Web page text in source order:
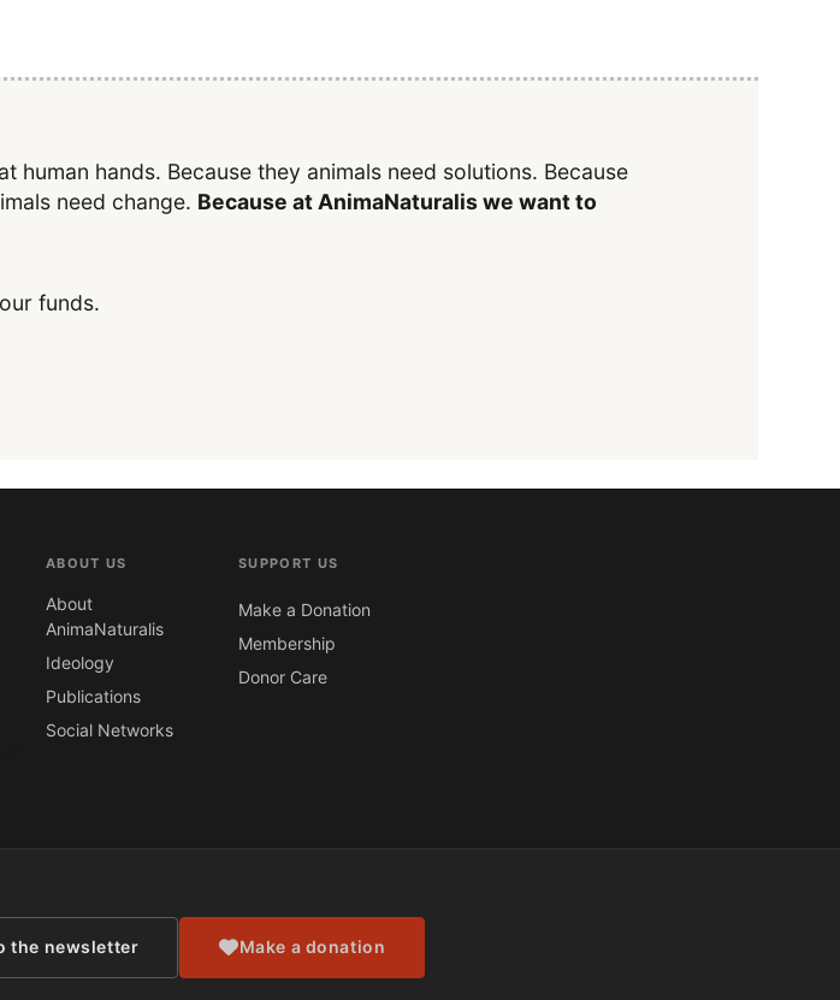
hands. Because they animals need solutions. Because
need change. Because at AnimaNaturalis we want to
funds.
ABOUT US
About
AnimaNaturalis
Ideology
Publications
Social Networks
SUPPORT US
Make a Donation
Membership
Donor Care
the newsletter Make a donation